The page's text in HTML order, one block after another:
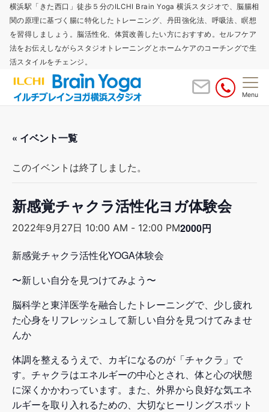
横浜駅「きた西口」徒歩５分のILCHI Brain Yoga 横浜スタジオで、脳腸相
関の原理に基づく腸に特化したトレーニング、丹田強化法、呼吸法、瞑想
を習得しましょう。脳活性化、体質改善したい方におすすめ。セルフケア
法をお伝えしながらスタジオトレーニングとホームケアのコーチングで生
活スタイルをチェンジ。
Menu
« イベント一覧
このイベントは終了しました。
新感覚チャクラ活性化ヨガ体験会
2022年9月27日 10:00 AM - 12:00 PM2000円
新感覚チャクラ活性化YOGA体験会
〜新しい自分を見つけてみよう〜
脳科学と東洋医学を融合したトレーニングで、少し疲れ
た心身をリフレッシュして新しい自分を見つけてみませ
んか
体調を整えるうえで、カギになるのが「チャクラ」で
す。チャクラはエネルギーの中心とされ、体と心の状態
に深くかかわっています。また、外界から良好な気エネ
ルギーを取り入れるための、大切なヒーリングスポット